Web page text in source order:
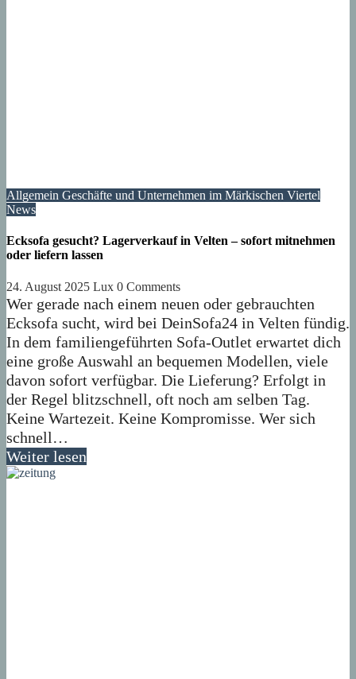
Allgemein Geschäfte und Unternehmen im Märkischen Viertel
News
Ecksofa gesucht? Lagerverkauf in Velten – sofort mitnehmen
oder liefern lassen
24. August 2025 Lux 0 Comments
Wer gerade nach einem neuen oder gebrauchten
Ecksofa sucht, wird bei DeinSofa24 in Velten fündig.
In dem familiengeführten Sofa-Outlet erwartet dich
eine große Auswahl an bequemen Modellen, viele
davon sofort verfügbar. Die Lieferung? Erfolgt in
der Regel blitzschnell, oft noch am selben Tag.
Keine Wartezeit. Keine Kompromisse. Wer sich
schnell…
Weiter lesen